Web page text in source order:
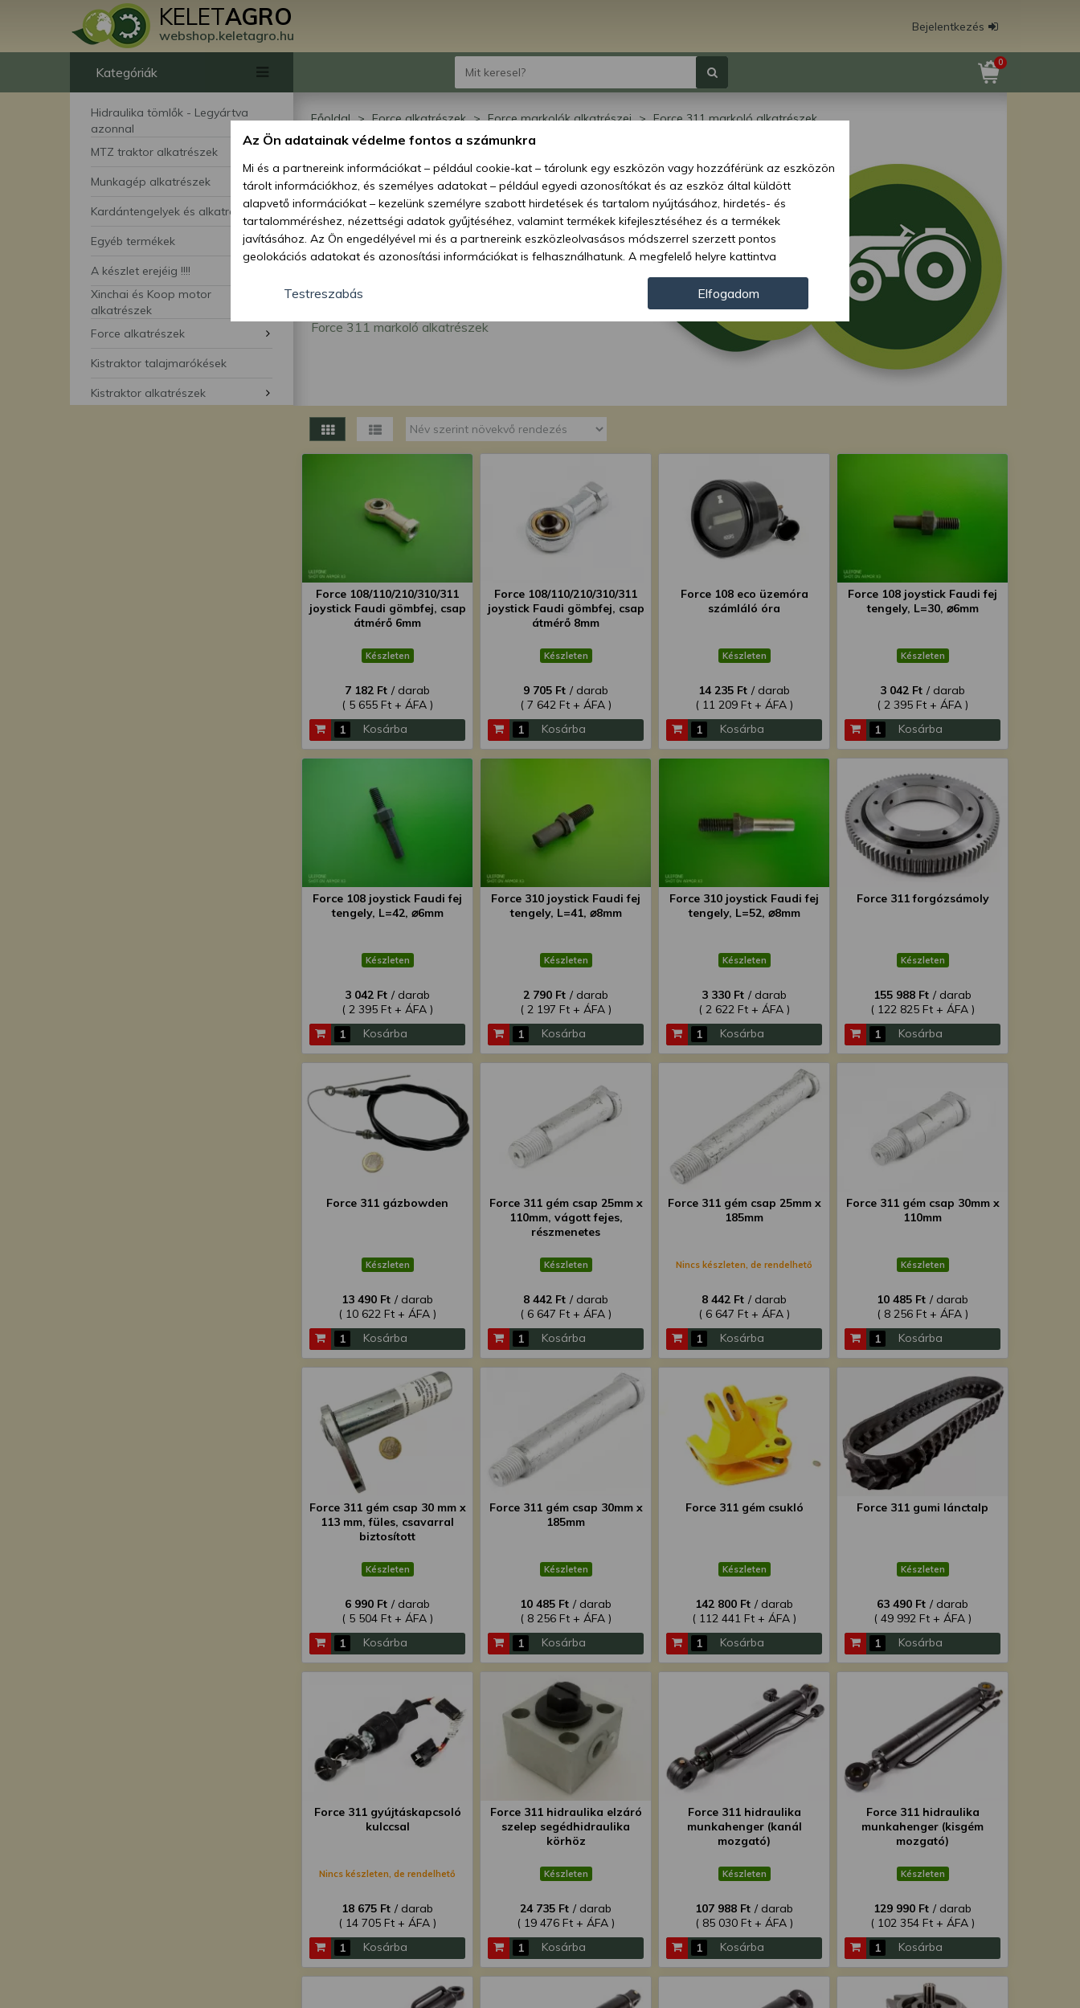
KELETAGRO
webshop.keletagro.hu
Bejelentkezés
Kategóriák
Hidraulika tömlők - Legyártva
azonnal
MTZ traktor alkatrészek
Munkagép alkatrészek
Kardántengelyek és alkatrészei
Egyéb termékek
A készlet erejéig !!!!
Xinchai és Koop motor
alkatrészek
Force alkatrészek
Kistraktor talajmarókések
Kistraktor alkatrészek
0
Főoldal Force alkatrészek Force markolók alkatrészei Force 311 markoló alkatrészek
Force 311 markoló
alkatrészek
Force 311 markoló alkatrészek
Force 108/110/210/310/311
joystick Faudi gömbfej, csap
átmérő 6mm
Készleten
7 182 Ft / darab
( 5 655 Ft + ÁFA )
Kosárba
Force 108/110/210/310/311
joystick Faudi gömbfej, csap
átmérő 8mm
Készleten
9 705 Ft / darab
( 7 642 Ft + ÁFA )
Kosárba
Force 108 eco üzemóra
számláló óra
Készleten
14 235 Ft / darab
( 11 209 Ft + ÁFA )
Kosárba
Force 108 joystick Faudi fej
tengely, L=30, ⌀6mm
Készleten
3 042 Ft / darab
( 2 395 Ft + ÁFA )
Kosárba
Force 108 joystick Faudi fej
tengely, L=42, ⌀6mm
Készleten
3 042 Ft / darab
( 2 395 Ft + ÁFA )
Kosárba
Force 310 joystick Faudi fej
tengely, L=41, ⌀8mm
Készleten
2 790 Ft / darab
( 2 197 Ft + ÁFA )
Kosárba
Force 310 joystick Faudi fej
tengely, L=52, ⌀8mm
Készleten
3 330 Ft / darab
( 2 622 Ft + ÁFA )
Kosárba
Force 311 forgózsámoly
Készleten
155 988 Ft / darab
( 122 825 Ft + ÁFA )
Kosárba
Force 311 gázbowden
Készleten
13 490 Ft / darab
( 10 622 Ft + ÁFA )
Kosárba
Force 311 gém csap 25mm x
110mm, vágott fejes,
részmenetes
Készleten
8 442 Ft / darab
( 6 647 Ft + ÁFA )
Kosárba
Force 311 gém csap 25mm x
185mm
Nincs készleten, de rendelhető
8 442 Ft / darab
( 6 647 Ft + ÁFA )
Kosárba
Force 311 gém csap 30mm x
110mm
Készleten
10 485 Ft / darab
( 8 256 Ft + ÁFA )
Kosárba
Force 311 gém csap 30 mm x
113 mm, füles, csavarral
biztosított
Készleten
6 990 Ft / darab
( 5 504 Ft + ÁFA )
Kosárba
Force 311 gém csap 30mm x
185mm
Készleten
10 485 Ft / darab
( 8 256 Ft + ÁFA )
Kosárba
Force 311 gém csukló
Készleten
142 800 Ft / darab
( 112 441 Ft + ÁFA )
Kosárba
Force 311 gumi lánctalp
Készleten
63 490 Ft / darab
( 49 992 Ft + ÁFA )
Kosárba
Force 311 gyújtáskapcsoló
kulccsal
Nincs készleten, de rendelhető
18 675 Ft / darab
( 14 705 Ft + ÁFA )
Kosárba
Force 311 hidraulika elzáró
szelep segédhidraulika
körhöz
Készleten
24 735 Ft / darab
( 19 476 Ft + ÁFA )
Kosárba
Force 311 hidraulika
munkahenger (kanál
mozgató)
Készleten
107 988 Ft / darab
( 85 030 Ft + ÁFA )
Kosárba
Force 311 hidraulika
munkahenger (kisgém
mozgató)
Készleten
129 990 Ft / darab
( 102 354 Ft + ÁFA )
Kosárba
Az Ön adatainak védelme fontos a számunkra
Mi és a partnereink információkat – például cookie-kat – tárolunk egy eszközön vagy hozzáférünk az eszközön
tárolt információkhoz, és személyes adatokat – például egyedi azonosítókat és az eszköz által küldött
alapvető információkat – kezelünk személyre szabott hirdetések és tartalom nyújtásához, hirdetés- és
tartalomméréshez, nézettségi adatok gyűjtéséhez, valamint termékek kifejlesztéséhez és a termékek
javításához. Az Ön engedélyével mi és a partnereink eszközleolvasásos módszerrel szerzett pontos
geolokációs adatokat és azonosítási információkat is felhasználhatunk. A megfelelő helyre kattintva
hozzájárulhat ahhoz, hogy mi és a partnereink a fent leírtak szerint adatkezelést végezzünk. Másik
lehetőségként a hozzájárulás megadása vagy elutasítása előtt részletesebb információkhoz juthat, és
megváltoztathatja beállításait. Felhívjuk figyelmét, hogy személyes adatainak bizonyos kezeléséhez nem
feltétlenül szükséges az Ön hozzájárulása, de jogában áll tiltakozni az ilyen jellegű adatkezelés ellen. A
beállításai csak erre a weboldalra érvényesek. Erre a webhelyre visszatérve vagy az adatvédelmi szabályzatunk
Testreszabás Elfogadom